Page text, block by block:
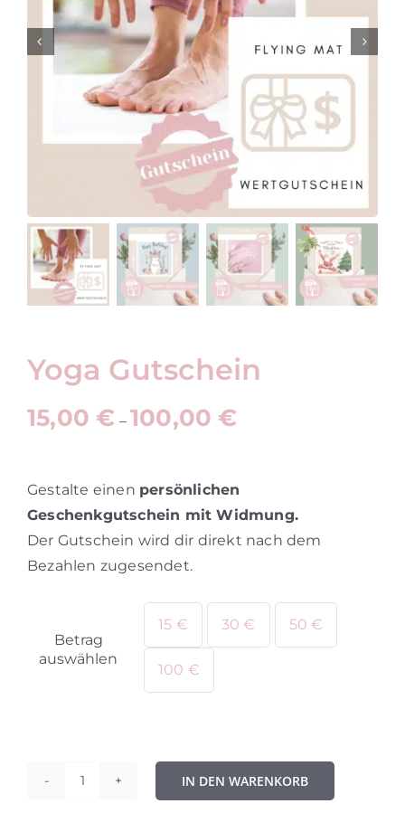
Yoga Gutschein
15,00 € – 100,00 €
Gestalte einen persönlichen
Geschenkgutschein mit Widmung.
Der Gutschein wird dir direkt nach dem
Bezahlen zugesendet.
Betrag
auswählen
15 € 30 € 50 €
100 €
IN DEN WARENKORB